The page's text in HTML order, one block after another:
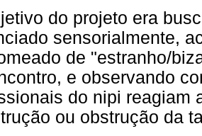
do projeto era
sensorialmente,
de "estranho/
e observando
do nipi reagiam
ou obstrução da